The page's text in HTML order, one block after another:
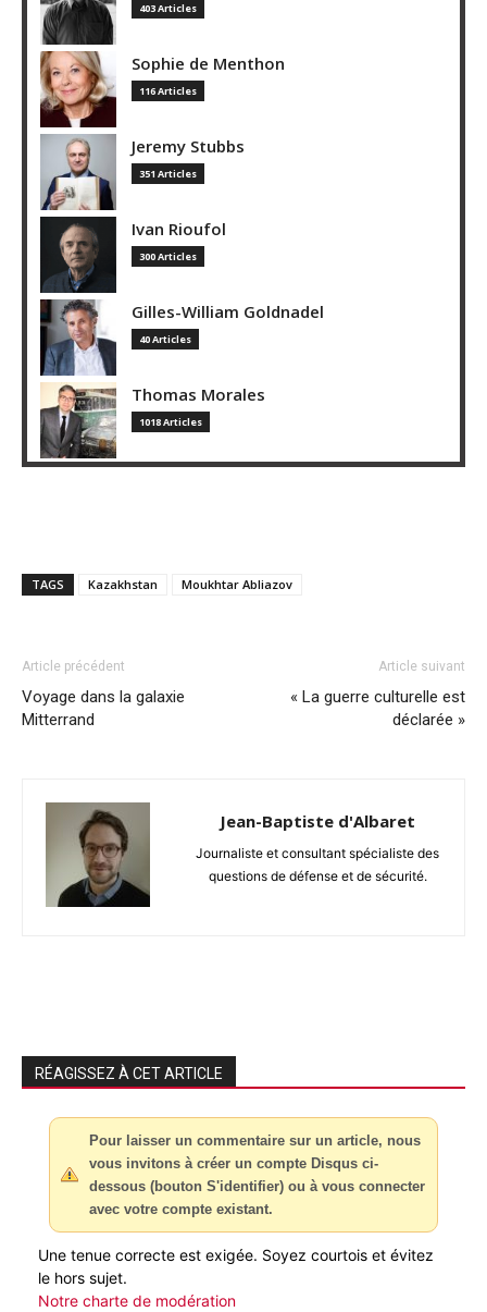
403 Articles
Sophie de Menthon
116 Articles
Jeremy Stubbs
351 Articles
Ivan Rioufol
300 Articles
Gilles-William Goldnadel
40 Articles
Thomas Morales
1018 Articles
TAGS Kazakhstan Moukhtar Abliazov
Article précédent
Voyage dans la galaxie
Mitterrand
Article suivant
« La guerre culturelle est
déclarée »
Jean-Baptiste d'Albaret
Journaliste et consultant spécialiste des
questions de défense et de sécurité.
RÉAGISSEZ À CET ARTICLE
Pour laisser un commentaire sur un article, nous
vous invitons à créer un compte Disqus ci-
dessous (bouton S'identifier) ou à vous connecter
avec votre compte existant.
Une tenue correcte est exigée. Soyez courtois et évitez
le hors sujet.
Notre charte de modération